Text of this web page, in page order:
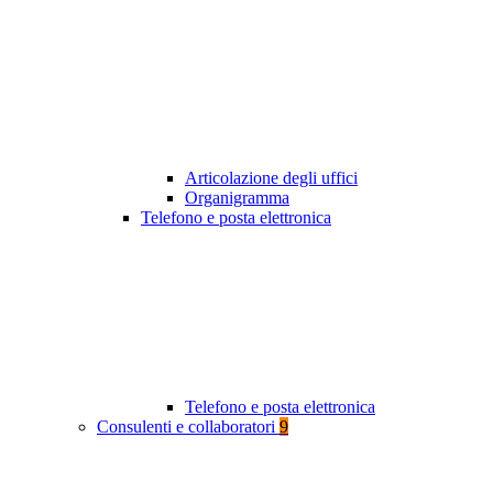
Articolazione degli uffici
Organigramma
Telefono e posta elettronica
Telefono e posta elettronica
Consulenti e collaboratori 9